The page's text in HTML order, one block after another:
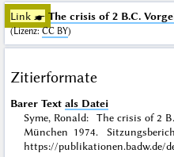
Link ☛ The crisis of 2 B.C.
(Lizenz:CC BY)
Zitierformate
Barer Text als Datei
Syme, Ronald: The crisis of 2
München 1974.
https://publikationen.badw.de/